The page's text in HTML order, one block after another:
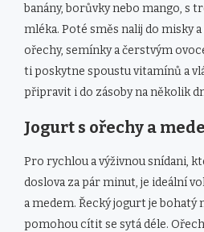
banány, borůvky nebo mango, s
mléka. Poté směs nalij do misky
ořechy, semínky a čerstvým
ti poskytne spoustu vitamínů a
připravit i do zásoby na několik
Jogurt s ořechy a
Pro rychlou a výživnou snídani,
doslova za pár minut, je ideální
a medem. Řecký jogurt je bohatý
pomohou cítit se sytá déle.